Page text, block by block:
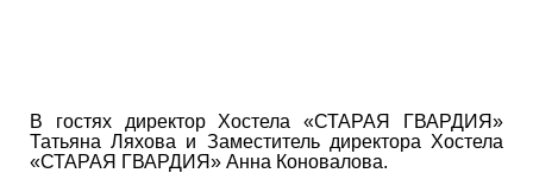
В гостях директор Хостела «СТАРАЯ ГВАРДИЯ»
Татьяна Ляхова и Заместитель директора Хостела
«СТАРАЯ ГВАРДИЯ» Анна Коновалова.